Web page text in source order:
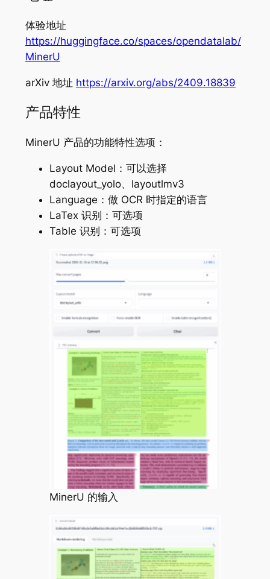
体验地址
https://huggingface.co/spaces/opendatalab/
MinerU
arXiv 地址 https://arxiv.org/abs/2409.18839
产品特性
MinerU 产品的功能特性选项：
Layout Model：可以选择
doclayout_yolo、layoutlmv3
Language：做 OCR 时指定的语言
LaTex 识别：可选项
Table 识别：可选项
MinerU 的输入